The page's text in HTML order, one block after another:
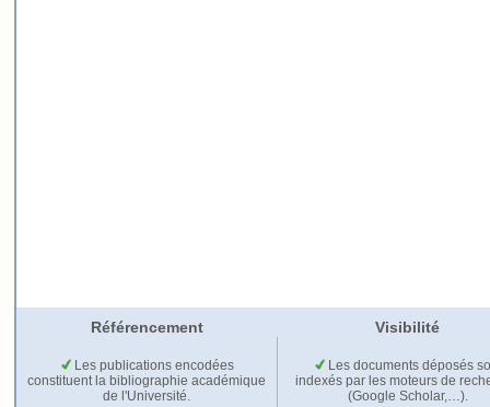
Référencement Visibilité
Les publications encodées
constituent la bibliographie académique
de l'Université.
Les documents déposés
indexés par les moteurs de
(Google Scholar,…).